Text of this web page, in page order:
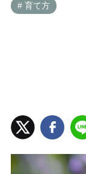
# 育て方